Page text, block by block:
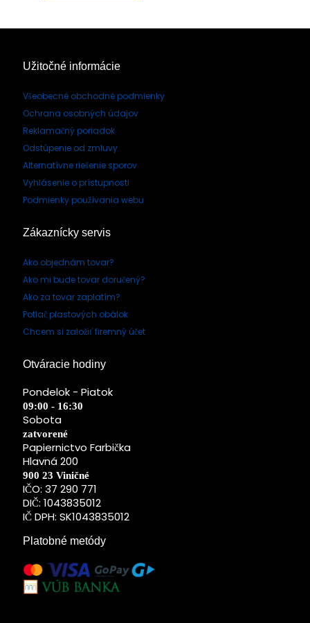
Užitočné informácie
Všeobecné obchodné podmienky
Ochrana osobných údajov
Reklamačný poriadok
Odstúpenie od zmluvy
Alternatívne riešenie sporov
Vyhlásenie o prístupnosti
Podmienky používania webu
Zákaznícky servis
Ako objednám tovar?
Ako mi bude tovar doručený?
Ako za tovar zaplatím?
Potlač plastových obálok
Chcem si založiť firemný účet
Otváracie hodiny
Pondelok - Piatok
09:00 - 16:30
Sobota
zatvorené
Papiernictvo Farbička
Hlavná 200
900 23 Viničné
IČO: 37 290 771
DIČ: 1043835012
IČ DPH: SK1043835012
Platobné metódy